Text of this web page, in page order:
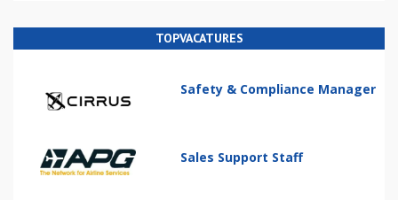
TOPVACATURES
Safety & Compliance Manager
Sales Support Staff